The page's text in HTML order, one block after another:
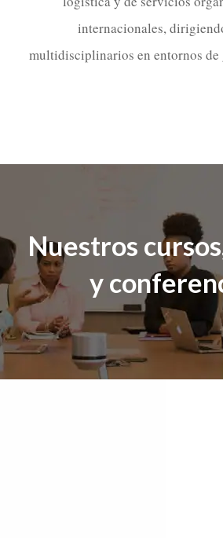
internacionales,
multidisciplinarios en entornos
Nuestros
y